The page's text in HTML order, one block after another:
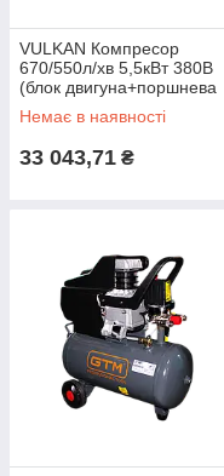
VULKAN Компресор
670/550л/хв 5,5кВт 380В
(блок двигуна+поршнева
група)
Немає в наявності
33 043,71 ₴